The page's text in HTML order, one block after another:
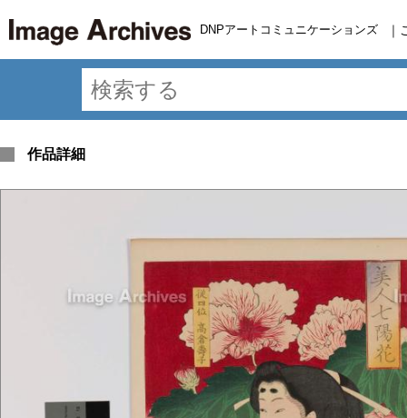
DNPアートコミュニケーションズ ｜
作品詳細